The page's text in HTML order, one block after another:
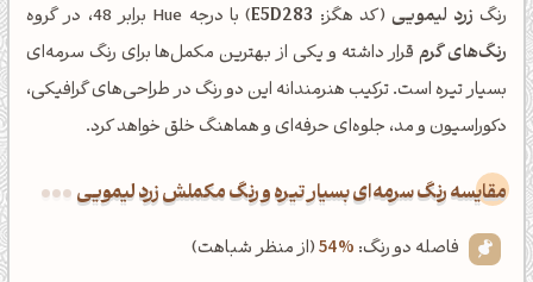
رنگ زرد لیمویی(کد هگز: E5D283) با درجه Hue برابر 48، در گروه
رنگ‌های گرمقرار داشته و یکی از بهترین مکمل‌ها برای رنگ سرمه‌ای
بسیار تیره است. ترکیب هنرمندانه این دو رنگ در طراحی‌های گرافیکی،
دکوراسیون و مد، جلوه‌ای حرفه‌ای و هماهنگ خلق خواهد کرد.
‌مقایسه رنگ سرمه‌ای بسیار تیره و رنگ مکملش زرد لیمویی
فاصله دو رنگ: 54%(از منظر شباهت)